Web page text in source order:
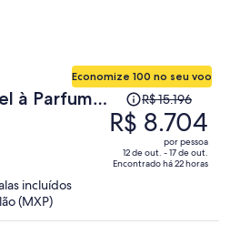
à Parfum
of the
Economize 100 no seu voo
preço
era
R$ 15.196
e
R$ 15.196
R$ 8.704
por pessoa
12 de out. - 17 de out.
Encontrado há 22 horas
incluídos
(MXP)